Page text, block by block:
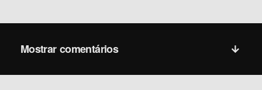
Mostrar comentários